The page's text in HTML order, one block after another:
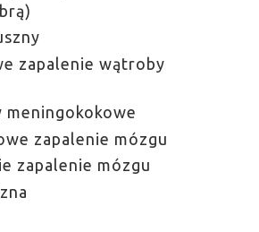
zapalenie wątroby
meningokokowe
zapalenie mózgu
zapalenie mózgu